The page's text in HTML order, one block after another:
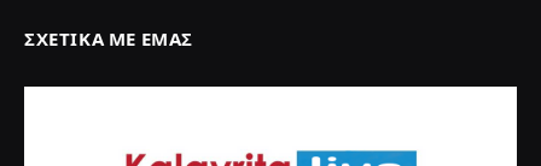
ΣΧΕΤΙΚΆ ΜΕ ΕΜΆΣ